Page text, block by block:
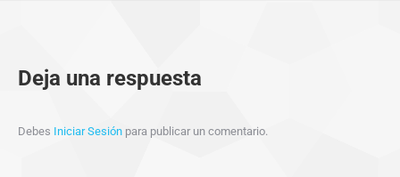
Deja una respuesta
Debes Iniciar Sesión para publicar un comentario.